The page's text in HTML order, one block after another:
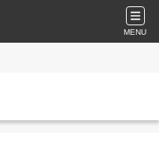
MENU